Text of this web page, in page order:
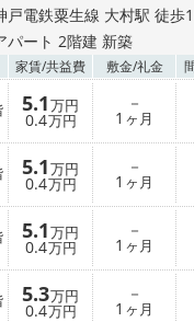
わせ
戸電鉄粟生線 大村駅 徒歩
パート 2階建 新築
家賃/共益費 敷金/礼金
5.1万円
0.4万円
－
1 ヶ月
5.1万円
0.4万円
－
1 ヶ月
5.1万円
0.4万円
－
1 ヶ月
5.3万円
0.4万円
－
1 ヶ月